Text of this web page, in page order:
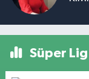
Süper